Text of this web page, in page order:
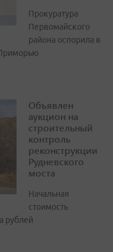
Прокуратура
Первомайского
района оспорила в
Объявлен
аукцион на
строительный
контроль
реконструкции
Рудневского
моста
Начальная
стоимость
рублей